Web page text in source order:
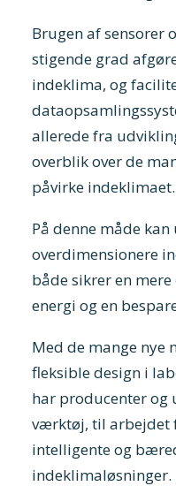
Brugen af sensorer
stigende grad
indeklima, og
allerede fra
overblik over de
påvirke indeklimaet.
På denne måde
overdimensionere
både sikrer en
energi og en
Med de mange nye
fleksible design i
har producenter og
værktøj, til arbejdet
intelligente og
indeklimaløsninger.